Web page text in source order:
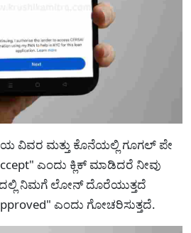
ವಿವರ ಮತ್ತು ಕೊನೆಯಲ್ಲಿ ಗೂಗಲ್ ಪೇ
ಎಂದು ಕ್ಲಿಕ್ ಮಾಡಿದರೆ ನೀವು
ನಿಮಗೆ ಲೋನ್ ದೊರೆಯುತ್ತದೆ
ಎಂದು ಗೋಚರಿಸುತ್ತದೆ.